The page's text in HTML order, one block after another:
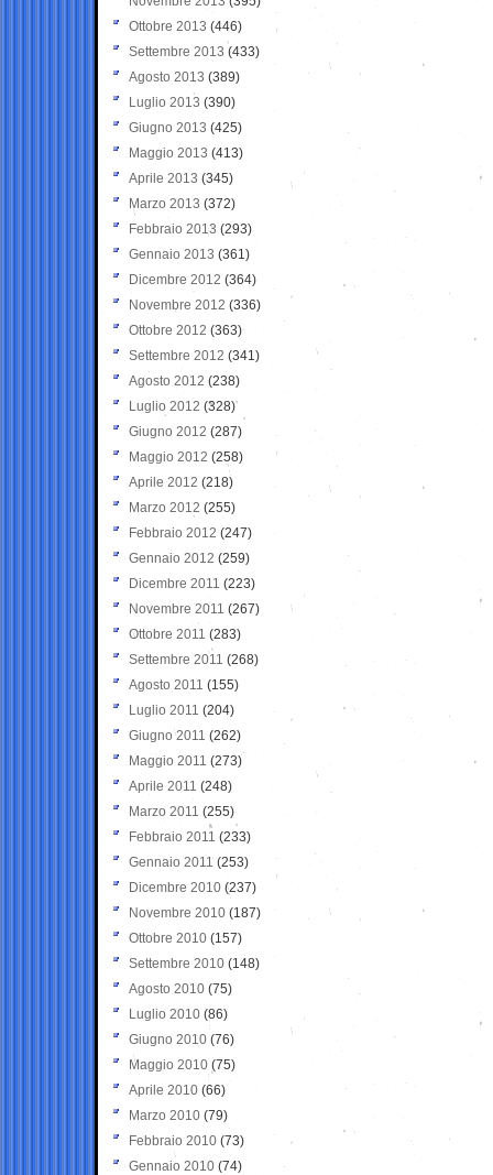
Ottobre 2013 (446)
Settembre 2013 (433)
Agosto 2013 (389)
Luglio 2013 (390)
Giugno 2013 (425)
Maggio 2013 (413)
Aprile 2013 (345)
Marzo 2013 (372)
Febbraio 2013 (293)
Gennaio 2013 (361)
Dicembre 2012 (364)
Novembre 2012 (336)
Ottobre 2012 (363)
Settembre 2012 (341)
Agosto 2012 (238)
Luglio 2012 (328)
Giugno 2012 (287)
Maggio 2012 (258)
Aprile 2012 (218)
Marzo 2012 (255)
Febbraio 2012 (247)
Gennaio 2012 (259)
Dicembre 2011 (223)
Novembre 2011 (267)
Ottobre 2011 (283)
Settembre 2011 (268)
Agosto 2011 (155)
Luglio 2011 (204)
Giugno 2011 (262)
Maggio 2011 (273)
Aprile 2011 (248)
Marzo 2011 (255)
Febbraio 2011 (233)
Gennaio 2011 (253)
Dicembre 2010 (237)
Novembre 2010 (187)
Ottobre 2010 (157)
Settembre 2010 (148)
Agosto 2010 (75)
Luglio 2010 (86)
Giugno 2010 (76)
Maggio 2010 (75)
Aprile 2010 (66)
Marzo 2010 (79)
Febbraio 2010 (73)
Gennaio 2010 (74)